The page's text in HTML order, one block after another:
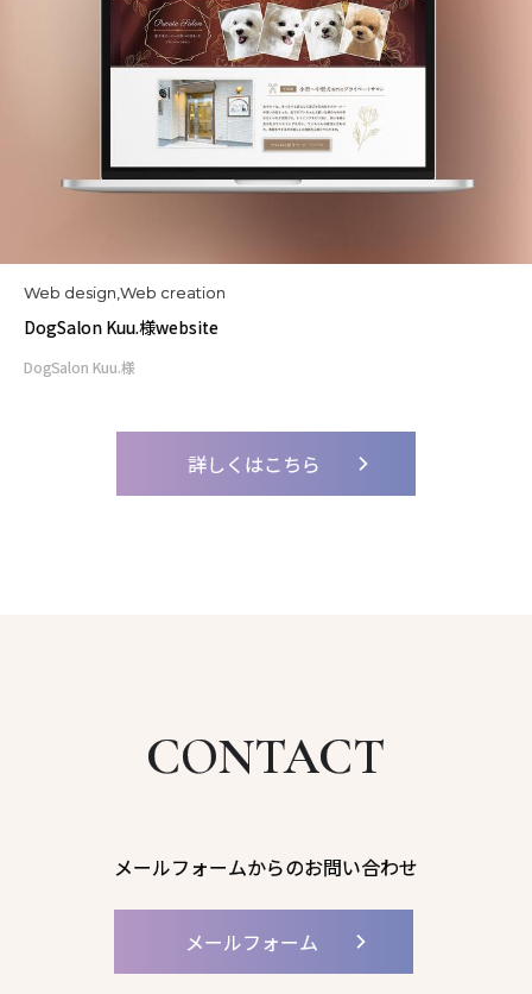
Web design,Web creation
DogSalon Kuu.様website
DogSalon Kuu.様
詳しくはこちら
CONTACT
メールフォームからのお問い合わせ
メールフォーム